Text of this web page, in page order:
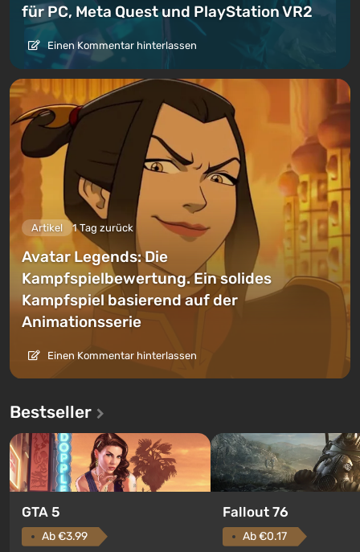
für PC, Meta Quest und PlayStation VR2
Einen Kommentar hinterlassen
Artikel 1 Tag zurück
Avatar Legends: Die
Kampfspielbewertung. Ein solides
Kampfspiel basierend auf der
Animationsserie
Einen Kommentar hinterlassen
Bestseller
GTA 5
Ab €3.99
Fallout 76
Ab €0.17